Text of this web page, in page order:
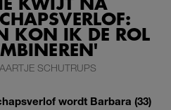
KWIJT NA
KON IK DE ROL
SCHUTRUPS
wordt Barbara (33)